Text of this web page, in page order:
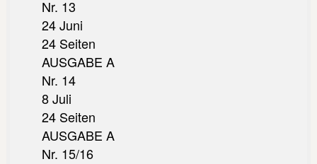
Nr. 13
24 Juni
24 Seiten
AUSGABE A
Nr. 14
8 Juli
24 Seiten
AUSGABE A
Nr. 15/16